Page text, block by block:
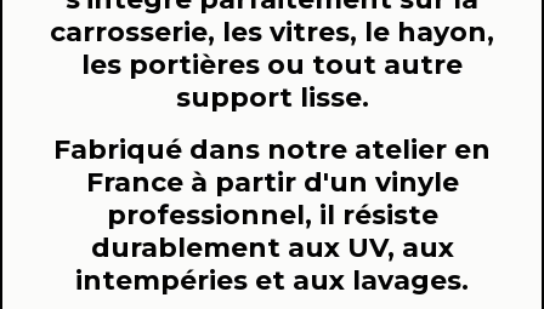
carrosserie, les vitres, le hayon,
les portières ou tout autre
support lisse.
Fabriqué dans notre atelier en
France à partir d'un vinyle
professionnel, il résiste
durablement aux UV, aux
intempéries et aux lavages.